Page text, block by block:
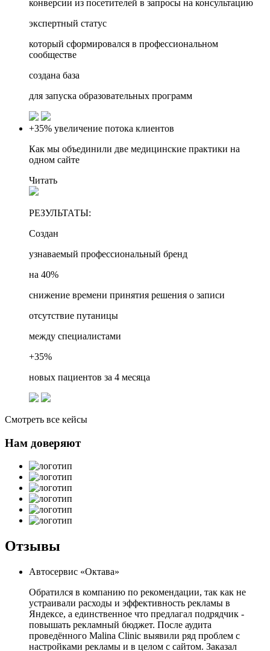
конверсии из посетителей в запросы на консультацию
экспертный статус
который сформировался в профессиональном
сообществе
создана база
для запуска образовательных программ
+35% увеличение потока клиентов
Как мы объединили две медицинские практики на
одном сайте
Читать
РЕЗУЛЬТАТЫ:
Создан
узнаваемый профессиональный бренд
на 40%
снижение времени принятия решения о записи
отсутствие путаницы
между специалистами
+35%
новых пациентов за 4 месяца
Смотреть все кейсы
Нам доверяют
Отзывы
Автосервис «Октава»
Обратился в компанию по рекомендации, так как не
устраивали расходы и эффективность рекламы в
Яндексе, а единственное что предлагал подрядчик -
повышать рекламный бюджет. После аудита
проведённого Malina Clinic выявили ряд проблем с
настройками рекламы и в целом с сайтом. Заказал